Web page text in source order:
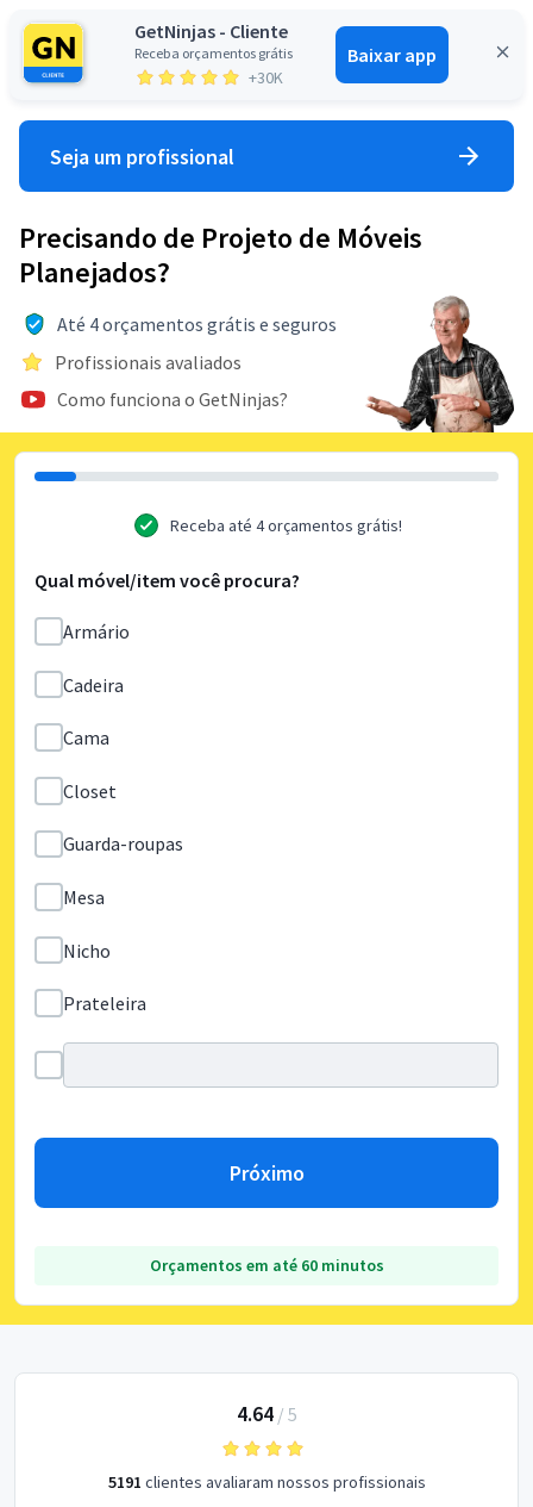
GetNinjas - Cliente
Receba orçamentos grátis
+30K
Baixar app
Entrar
Seja um profissional
Precisando de Projeto de Móveis
Planejados?
Até 4 orçamentos grátis e seguros
Profissionais avaliados
Como funciona o GetNinjas?
Receba até 4 orçamentos grátis!
Qual móvel/item você procura?
Armário
Cadeira
Cama
Closet
Guarda-roupas
Mesa
Nicho
Prateleira
Próximo
Orçamentos em até 60 minutos
4.64/ 5
5191 clientes avaliaram nossos profissionais